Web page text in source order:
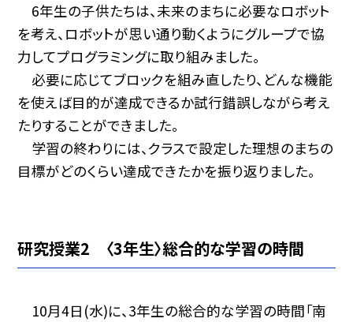
6年生の子供たちは、未来のまちに必要なロボット
を考え、ロボットが思い通り動くようにグループで協
力してプログラミングに取り組みました。
必要に応じてブロックを組み直したり、どんな機能
を使えば目的が達成できるか試行錯誤しながら考え
たりすることができました。
学習の終わりには、クラスで設定した理想のまちの
目標がどのくらい達成できたかを振り返りました。
研究授業2 〈3年生〉総合的な学習の時間
10月4日(水)に、3年生の総合的な学習の時間「南